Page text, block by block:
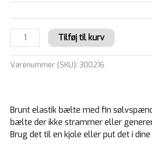
Tilføj til kurv
Varenummer (SKU): 300216
Brunt elastik bælte med fin
bælte der ikke strammer eller
Brug det til en kjole eller put det i dine